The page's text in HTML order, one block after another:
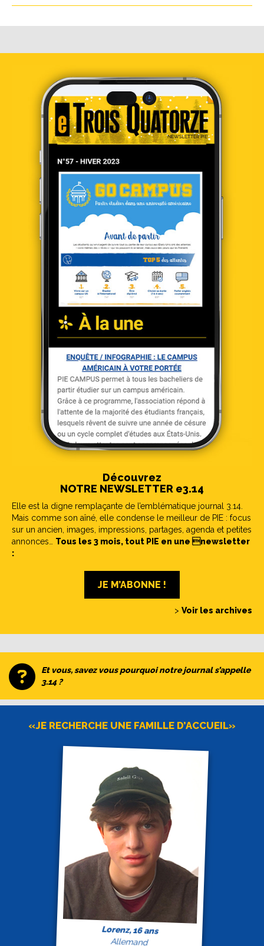
Découvrez
NOTRE NEWSLETTER e3.14
Elle est la digne remplaçante de l’emblématique journal 3.14.
Mais comme son aîné, elle condense le meilleur de PIE : focus
sur un ancien, images, impressions, partages, agenda et petites
annonces… Tous les 3 mois, tout PIE en une newsletter
:
JE M’ABONNE !
> Voir les archives
Et vous, savez vous pourquoi notre journal s’appelle
3.14 ?
«JE RECHERCHE UNE FAMILLE D’ACCUEIL»
Lorenz, 16 ans
Allemand